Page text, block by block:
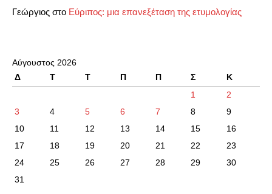
Γεώργιος στο Εύριπος: μια επανεξέταση της ετυμολογίας
Αύγουστος 2026
Δ
Τ Τ Π Π Σ
Κ
1
2
3
4 5 6 7 8
9
10
11 12 13 14 15
16
17
18 19 20 21 22
23
24
25 26 27 28 29
30
31